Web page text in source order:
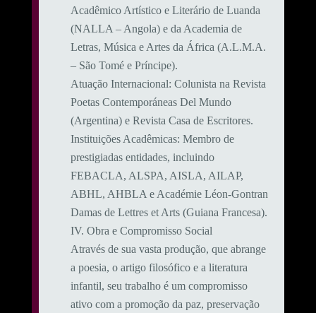
Acadêmico Artístico e Literário de Luanda
(NALLA – Angola) e da Academia de
Letras, Música e Artes da África (A.L.M.A.
– São Tomé e Príncipe).
​Atuação Internacional: Colunista na Revista
Poetas Contemporáneas Del Mundo
(Argentina) e Revista Casa de Escritores.
​Instituições Acadêmicas: Membro de
prestigiadas entidades, incluindo
FEBACLA, ALSPA, AISLA, AILAP,
ABHL, AHBLA e Académie Léon-Gontran
Damas de Lettres et Arts (Guiana Francesa).
​IV. Obra e Compromisso Social
​Através de sua vasta produção, que abrange
a poesia, o artigo filosófico e a literatura
infantil, seu trabalho é um compromisso
ativo com a promoção da paz, preservação